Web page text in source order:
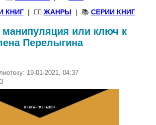
КНИГ| 🧝‍♀️ ЖАНРЫ | 📚 СЕРИИ КНИГ
или ключ к
Перелыгина
19-01-2021, 04:37